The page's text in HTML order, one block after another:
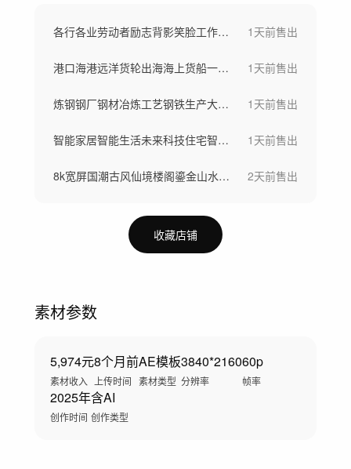
各行各业劳动者励志背影笑脸工作场景劳动节 1天前售出
港口海港远洋货轮出海海上货船一带一路 1天前售出
炼钢钢厂钢材冶炼工艺钢铁生产大型工厂航拍 1天前售出
智能家居智能生活未来科技住宅智慧社区 1天前售出
8k宽屏国潮古风仙境楼阁鎏金山水仙鹤背景 2天前售出
收藏店铺
素材参数
5,974元
素材收入
8个月前
上传时间
AE模板
素材类型
3840*2160
分辨率
60p
帧率
2025年
创作时间
含AI
创作类型